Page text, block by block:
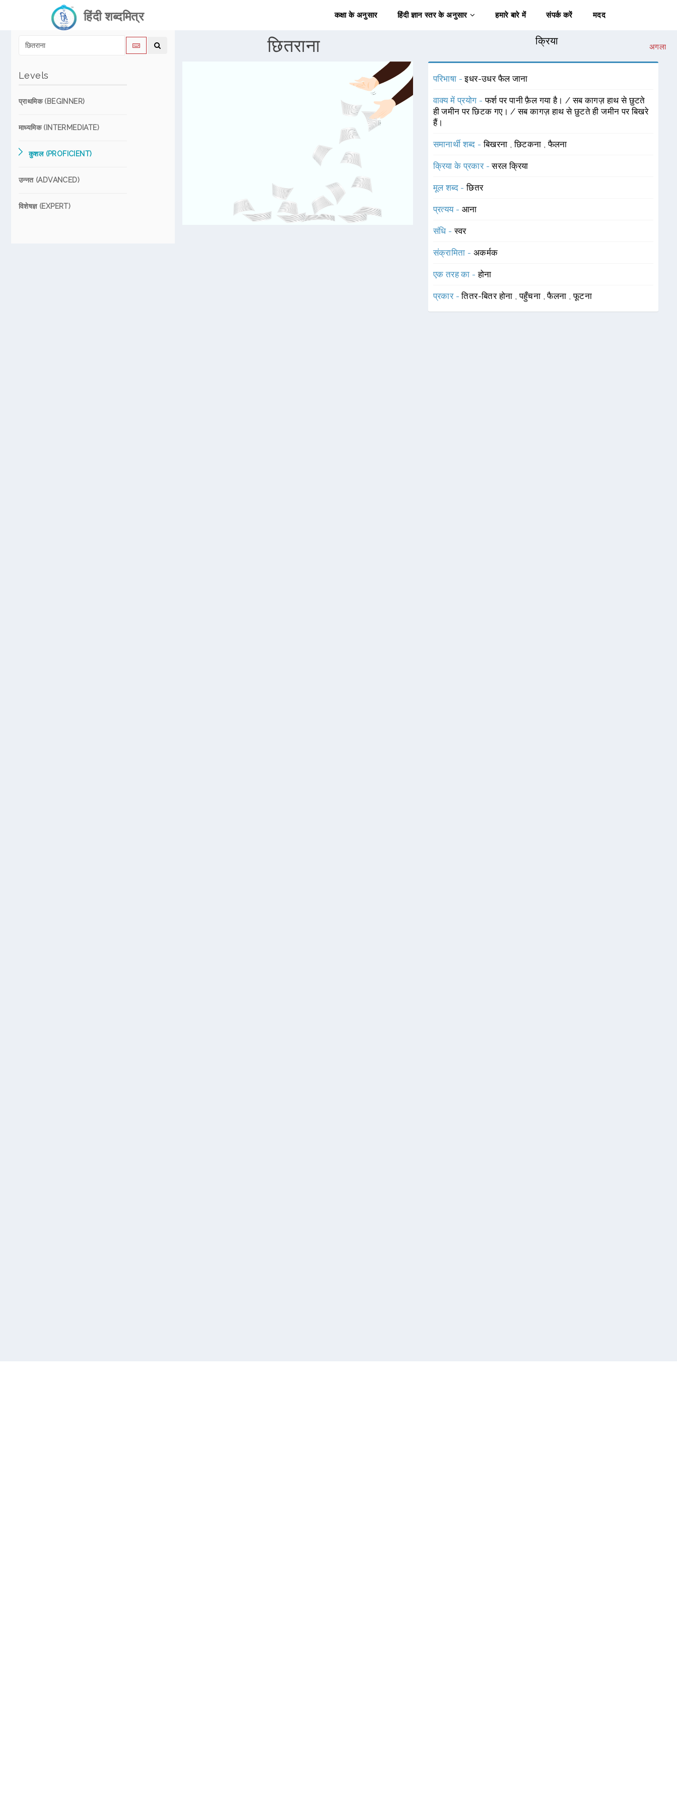
हिंदी शब्दमित्र कक्षा के अनुसार हिंदी ज्ञान स्तर के अनुसार हमारे बारे में संपर्क करें मदद
Levels
प्राथमिक (BEGINNER)
माध्यमिक (INTERMEDIATE)
कुशल (PROFICIENT)
उन्नत (ADVANCED)
विशेषज्ञ (EXPERT)
छितराना क्रिया
अगला
परिभाषा -इधर-उधर फैल जाना
वाक्य में प्रयोग -फर्श पर पानी फ़ैल गया है। / सब कागज़ हाथ से छुटते
ही जमीन पर छिटक गए। / सब कागज़ हाथ से छुटते ही जमीन पर बिखरे
हैं।
समानार्थी शब्द -बिखरना ,छिटकना ,फैलना
क्रिया के प्रकार -सरल क्रिया
मूल शब्द -छितर
प्रत्यय - आना
संधि -स्वर
संक्रामिता - अकर्मक
एक तरह का -होना
प्रकार -तितर-बितर होना ,पहुँचना ,फैलना ,फूटना